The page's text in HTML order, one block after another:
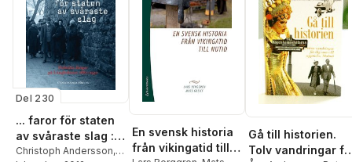
Del 230
... faror för staten
av svåraste slag :
politiska fångar på
Christoph Andersson,
En svensk historia
från vikingatid till
Gå till historien.
Tolv vandringar